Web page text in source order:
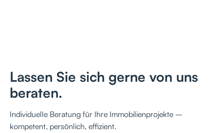
Lassen Sie sich gerne von uns
beraten.
Individuelle Beratung für Ihre Immobilienprojekte –
kompetent, persönlich, effizient.